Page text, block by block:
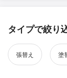
タイプで絞り
張替え 塗